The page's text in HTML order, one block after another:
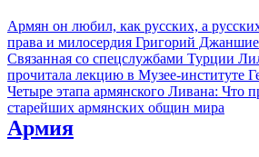
Армян он любил, как русских, а
права и милосердия Григорий
Связанная со спецслужбами Турции
прочитала лекцию в Музее-институте
Четыре этапа армянского Ливана: Что
старейших армянских общин мира
Армия